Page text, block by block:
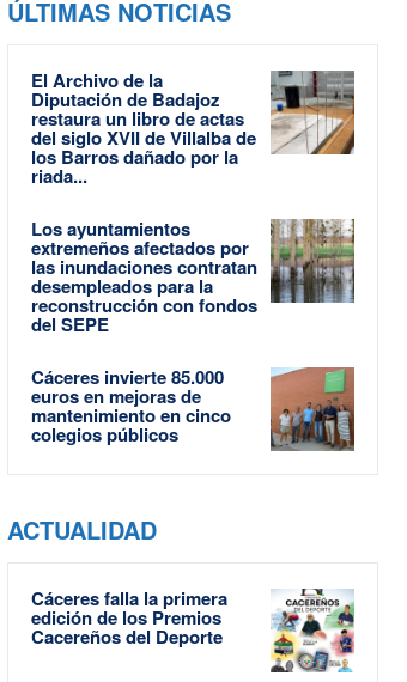
ÚLTIMAS NOTICIAS
El Archivo de la
Diputación de Badajoz
restaura un libro de actas
del siglo XVII de Villalba de
los Barros dañado por la
riada...
Los ayuntamientos
extremeños afectados por
las inundaciones contratan
desempleados para la
reconstrucción con fondos
del SEPE
Cáceres invierte 85.000
euros en mejoras de
mantenimiento en cinco
colegios públicos
ACTUALIDAD
Cáceres falla la primera
edición de los Premios
Cacereños del Deporte